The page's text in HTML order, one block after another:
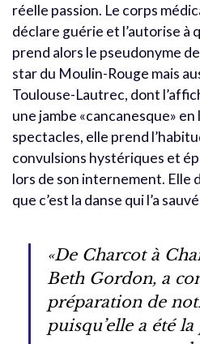
réelle passion. Le corps
déclare guérie et l’autorise à
prend alors le pseudonyme
star du Moulin-Rouge mais
Toulouse-Lautrec, dont
une jambe «cancanesque» en
spectacles, elle prend
convulsions hystériques et
lors de son internement. Elle
que c’est la danse qui l’a
«De Charcot à
Beth Gordon, a
préparation de
puisqu’elle a été